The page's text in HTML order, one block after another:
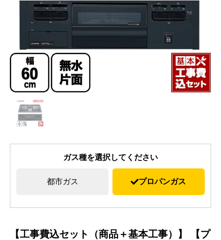
ガス種を選択してください
都市ガス プロパンガス
【工事費込セット（商品＋基本工事）】 【プ